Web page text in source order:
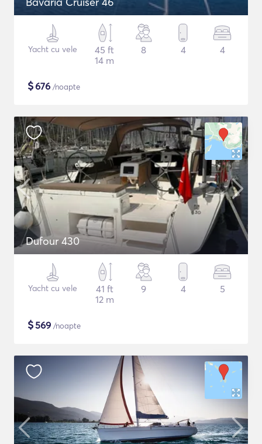
Yacht cu vele
45 ft
14 m
8 4 4
$676 /noapte
Dufour 430
Yacht cu vele
41 ft
12 m
9 4 5
$569 /noapte